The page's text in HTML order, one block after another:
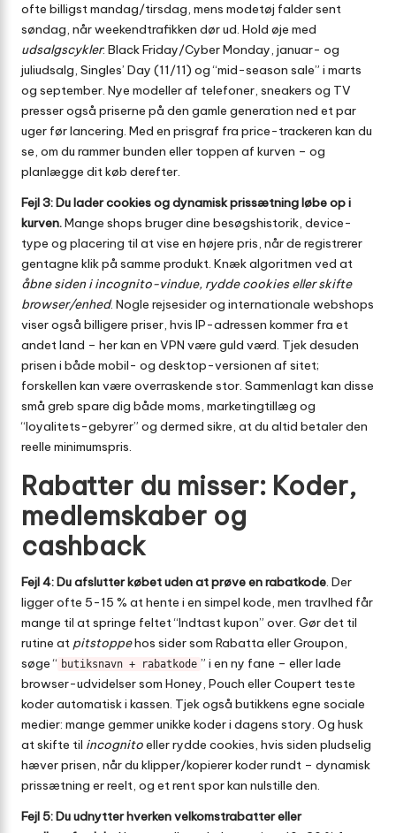
ofte billigst mandag/tirsdag, mens modetøj falder sent
søndag, når weekendtrafikken dør ud. Hold øje med
udsalgscykler: Black Friday/Cyber Monday, januar- og
juliudsalg, Singles’ Day (11/11) og “mid-season sale” i marts
og september. Nye modeller af telefoner, sneakers og TV
presser også priserne på den gamle generation ned et par
uger før lancering. Med en prisgraf fra price-trackeren kan du
se, om du rammer bunden eller toppen af kurven – og
planlægge dit køb derefter.
Fejl 3: Du lader cookies og dynamisk prissætning løbe op i
kurven.Mange shops bruger dine besøgshistorik, device-
type og placering til at vise en højere pris, når de registrerer
gentagne klik på samme produkt. Knæk algoritmen ved at
åbne siden i incognito-vindue, rydde cookies eller skifte
browser/enhed. Nogle rejsesider og internationale webshops
viser også billigere priser, hvis IP-adressen kommer fra et
andet land – her kan en VPN være guld værd. Tjek desuden
prisen i både mobil- og desktop-versionen af sitet;
forskellen kan være overraskende stor. Sammenlagt kan disse
små greb spare dig både moms, marketingtillæg og
“loyalitets-gebyrer” og dermed sikre, at du altid betaler den
reelle minimumspris.
Rabatter du misser: Koder,
medlemskaber og
cashback
Fejl 4: Du afslutter købet uden at prøve en rabatkode. Der
ligger ofte 5-15 % at hente i en simpel kode, men travlhed får
mange til at springe feltet “Indtast kupon” over. Gør det til
rutine at pitstoppehos sider som Rabatta ellerGroupon,
søge “ butiksnavn + rabatkode ” i en ny fane – eller lade
browser-udvidelser som Honey, Pouch eller Coupert teste
koder automatisk i kassen. Tjek også butikkens egne sociale
medier: mange gemmer unikke koder i dagens story. Og husk
at skifte til incognitoeller rydde cookies, hvis siden pludselig
hæver prisen, når du klipper/kopierer koder rundt – dynamisk
prissætning er reelt, og et rent spor kan nulstille den.
Fejl 5: Du udnytter hverken velkomstrabatter eller